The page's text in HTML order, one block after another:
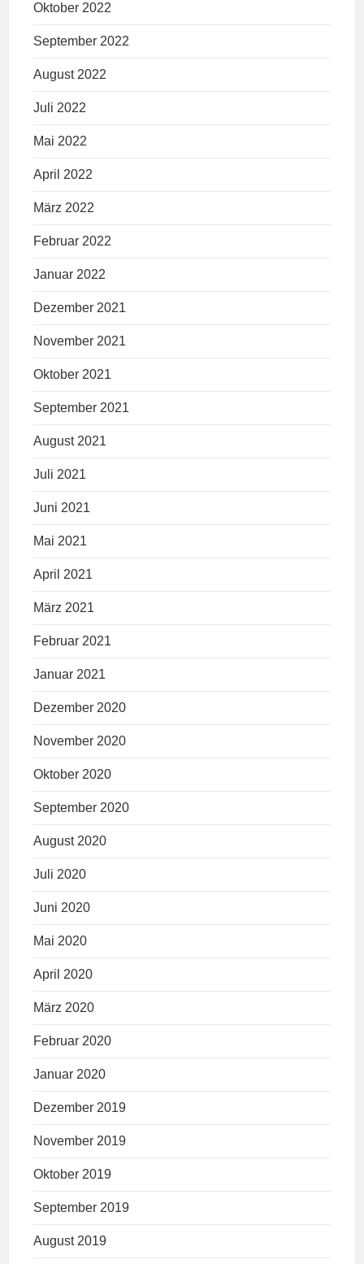
Oktober 2022
September 2022
August 2022
Juli 2022
Mai 2022
April 2022
März 2022
Februar 2022
Januar 2022
Dezember 2021
November 2021
Oktober 2021
September 2021
August 2021
Juli 2021
Juni 2021
Mai 2021
April 2021
März 2021
Februar 2021
Januar 2021
Dezember 2020
November 2020
Oktober 2020
September 2020
August 2020
Juli 2020
Juni 2020
Mai 2020
April 2020
März 2020
Februar 2020
Januar 2020
Dezember 2019
November 2019
Oktober 2019
September 2019
August 2019